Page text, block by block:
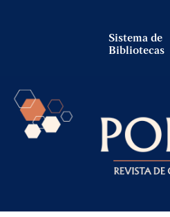
Sistema de
Bibliotecas